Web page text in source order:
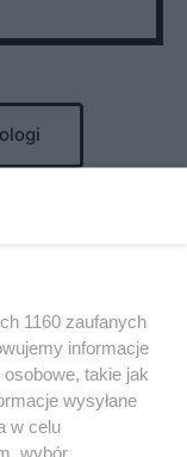
Regulamin
Elbląg
1160 zaufanych
informacje
takie jak
wysyłane
w celu
wybór